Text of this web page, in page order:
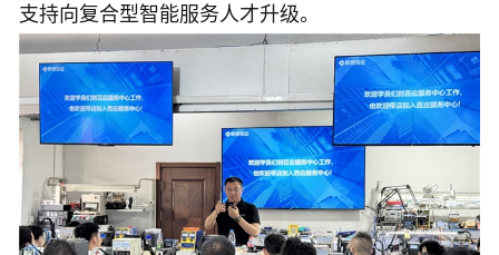
支持向复合型智能服务人才升级。